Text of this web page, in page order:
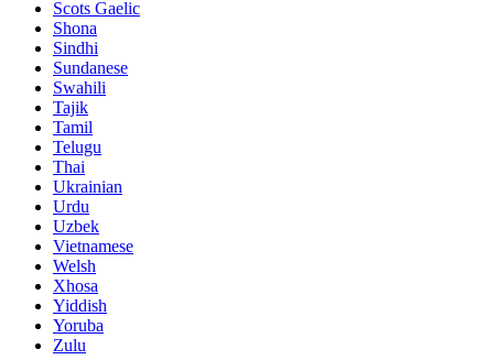
Scots Gaelic
Shona
Sindhi
Sundanese
Swahili
Tajik
Tamil
Telugu
Thai
Ukrainian
Urdu
Uzbek
Vietnamese
Welsh
Xhosa
Yiddish
Yoruba
Zulu